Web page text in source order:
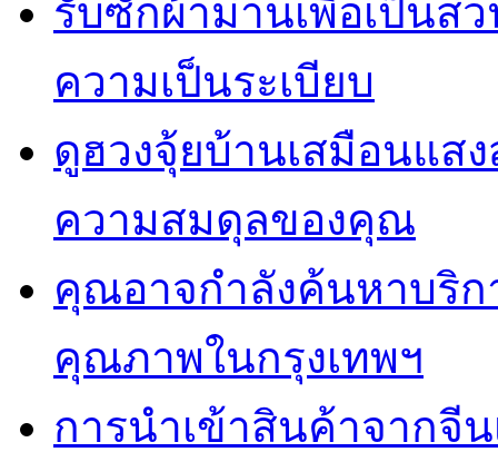
รับซักผ้าม่านเพื่อเป็นส่
ความเป็นระเบียบ
ดูฮวงจุ้ยบ้านเสมือนแส
ความสมดุลของคุณ
คุณอาจกำลังค้นหาบริกา
คุณภาพในกรุงเทพฯ
การนำเข้าสินค้าจากจี